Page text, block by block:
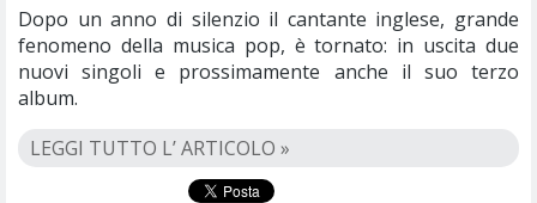
Dopo un anno di silenzio il cantante inglese, grande
fenomeno della musica pop, è tornato: in uscita due
nuovi singoli e prossimamente anche il suo terzo
album.
LEGGI TUTTO L’ ARTICOLO »